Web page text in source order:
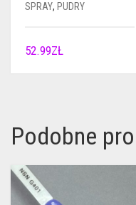
SPRAY, PUDRY
52.99ZŁ
Podobne